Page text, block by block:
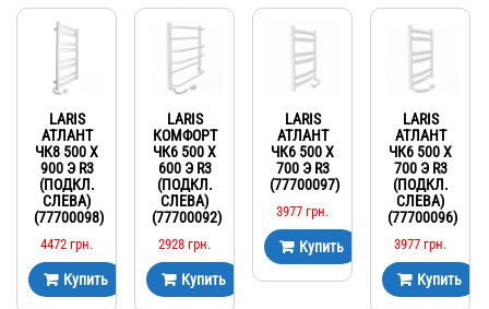
LARIS
АТЛАНТ
ЧК8 500 Х
900 Э R3
(ПОДКЛ.
СЛЕВА)
(77700098)
4472 грн.
Купить
LARIS
КОМФОРТ
ЧК6 500 Х
600 Э R3
(ПОДКЛ.
СЛЕВА)
(77700092)
2928 грн.
Купить
LARIS
АТЛАНТ
ЧК6 500 Х
700 Э R3
(77700097)
3977 грн.
Купить
LARIS
АТЛАНТ
ЧК6 500 Х
700 Э R3
(ПОДКЛ.
СЛЕВА)
(77700096)
3977 грн.
Купить